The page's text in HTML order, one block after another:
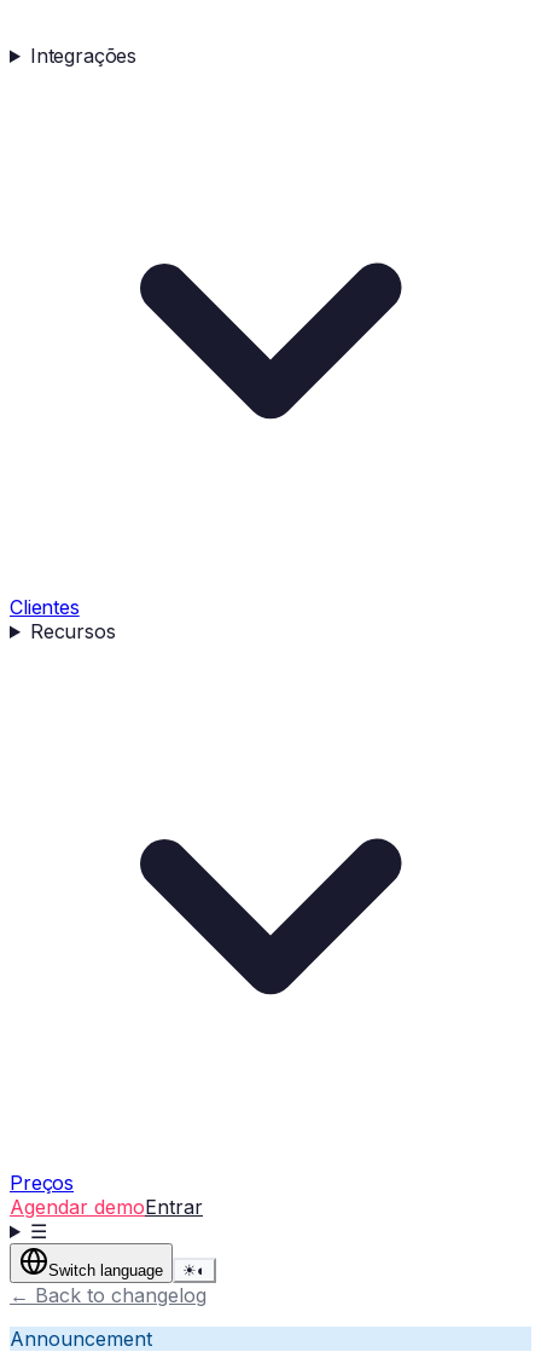
Integrações
Clientes
Recursos
Preços
Agendar demoEntrar
☰
Switch language ☀◐
← Back to changelog
Announcement